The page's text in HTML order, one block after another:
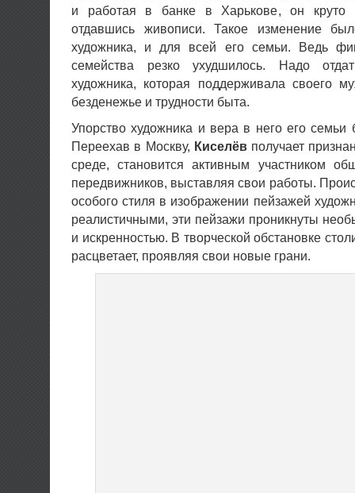
и работая в банке в Харькове, он круто
отдавшись живописи. Такое изменение
художника, и для всей его семьи. Ведь
семейства резко ухудшилось. Надо
художника, которая поддерживала своего
безденежье и трудности быта.
Упорство художника и вера в него его
Переехав в Москву, Киселёвполучает
среде, становится активным участником
передвижников, выставляя свои работы.
особого стиля в изображении пейзажей
реалистичными, эти пейзажи проникнуты
и искренностью. В творческой обстановке
расцветает, проявляя свои новые грани.